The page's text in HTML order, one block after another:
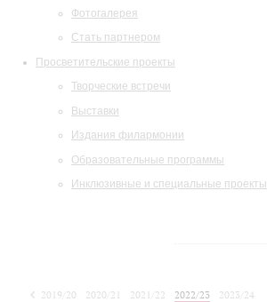
Фотогалерея
Стать партнером
Просветительские проекты
Творческие встречи
Выставки
Издания филармонии
Образовательные программы
Инклюзивные и специальные проекты
2019/20 2020/21 2021/22 2022/23
2023/24